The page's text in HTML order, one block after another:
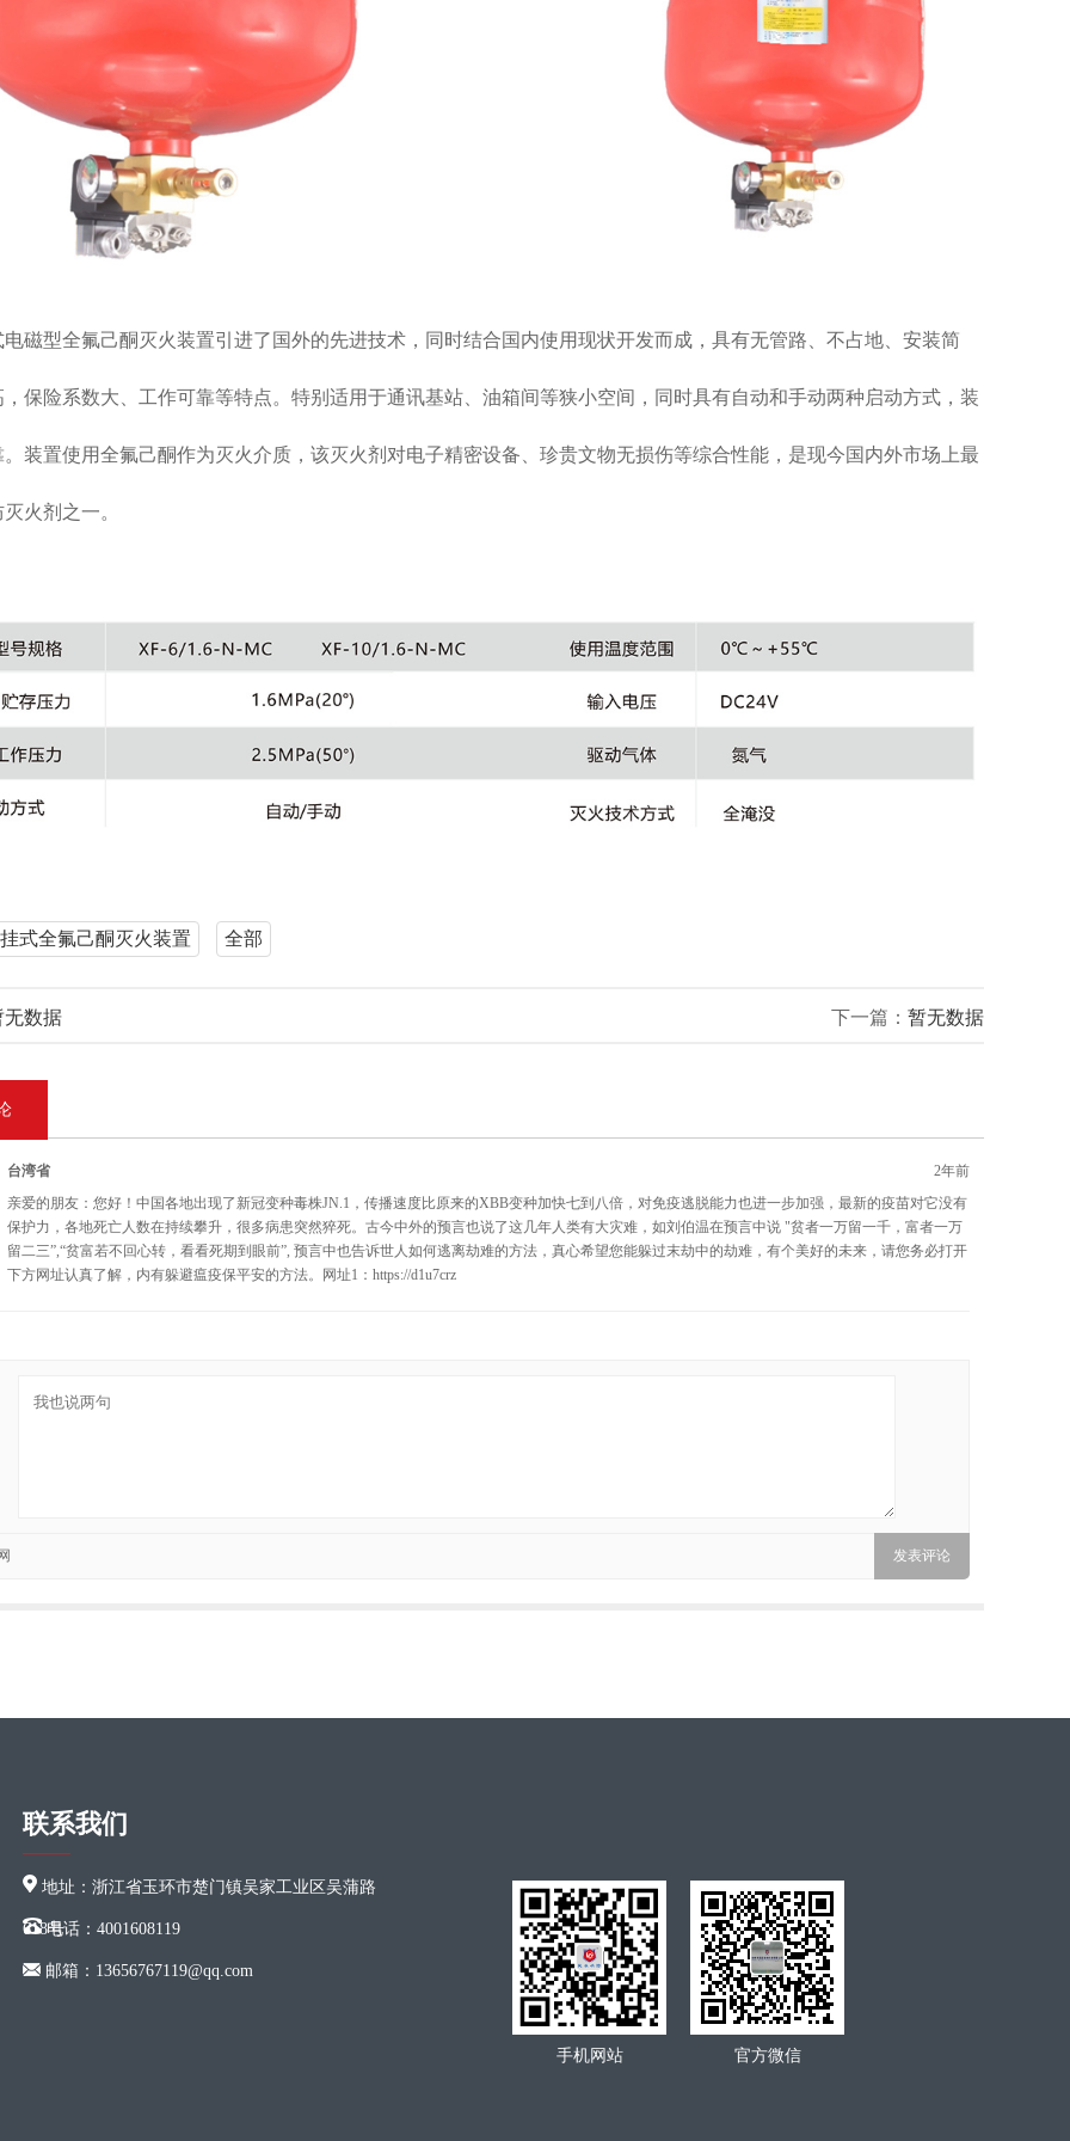
电磁型全氟己酮灭火装置引进了国外的先进技术，同时结合国内使用现状开发而成，具有无管路、不占地、安装简
保险系数大、工作可靠等特点。特别适用于通讯基站、油箱间等狭小空间，同时具有自动和手动两种启动方式，装
。装置使用全氟己酮作为灭火介质，该灭火剂对电子精密设备、珍贵文物无损伤等综合性能， 是现今国内外市场上最
火剂之一。
式全氟己酮灭火装置 全部
无数据 下一篇： 暂无数据
台湾省
2年前
亲爱的朋友：您好！中国各地出现了新冠变种毒株JN.1，传播速度比原来的XBB变种加快七到八倍，对免疫逃脱能力也进一步加强，最新的疫苗对它没有
保护力，各地死亡人数在持续攀升，很多病患突然猝死。古今中外的预言也说了这几年人类有大灾难，如刘伯温在预言中说 "贫者一万留一千，富者一万
留二三”,“贫富若不回心转，看看死期到眼前”, 预言中也告诉世人如何逃离劫难的方法，真心希望您能躲过末劫中的劫难，有个美好的未来，请您务必打开
下方网址认真了解，内有躲避瘟疫保平安的方法。网址1：https://d1u7crz
联系我们
地址：浙江省玉环市楚门镇吴家工业区吴蒲路
618号电话：4001608119
邮箱：13656767119@qq.com
手机网站 官方微信